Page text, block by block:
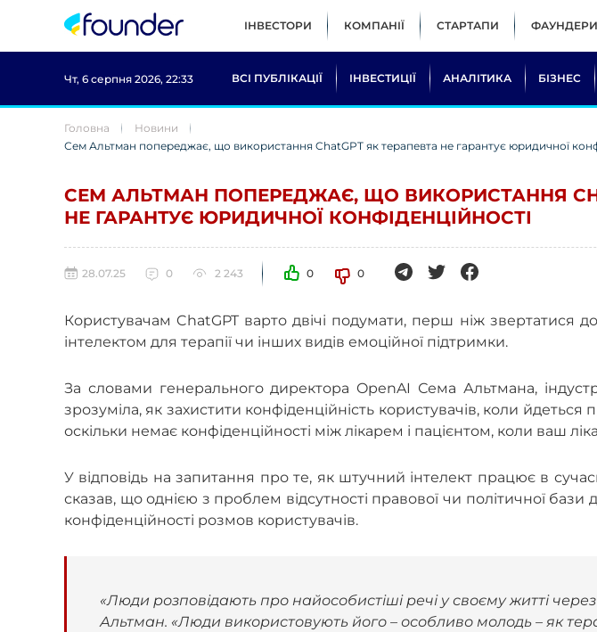
ІНВЕСТОРИ КОМПАНІЇ СТАРТАПИ ФАУНДЕРИ
Чт, 6 серпня 2026, 22:33 ВСІ ПУБЛІКАЦІЇ ІНВЕСТИЦІЇ АНАЛІТИКА БІЗНЕС
Головна
Новини
Сем Альтман попереджає, що використання ChatGPT як терапевта не гарантує юридичної
СЕМ АЛЬТМАН ПОПЕРЕДЖАЄ, ЩО ВИКОРИСТАННЯ
НЕ ГАРАНТУЄ ЮРИДИЧНОЇ КОНФІДЕНЦІЙНОСТІ
28.07.25 0 2 243 0 0
Користувачам ChatGPT варто двічі подумати, перш ніж звертатися
інтелектом для терапії чи інших видів емоційної підтримки.
За словами генерального директора OpenAI Сема Альтмана,
зрозуміла, як захистити конфіденційність користувачів, коли йдеться
оскільки немає конфіденційності між лікарем і пацієнтом, коли ваш
У відповідь на запитання про те, як штучний інтелект працює в
сказав, що однією з проблем відсутності правової чи політичної бази
конфіденційності розмов користувачів.
«Люди розповідають про найособистіші речі у своєму житті
Альтман. «Люди використовують його – особливо молодь – як